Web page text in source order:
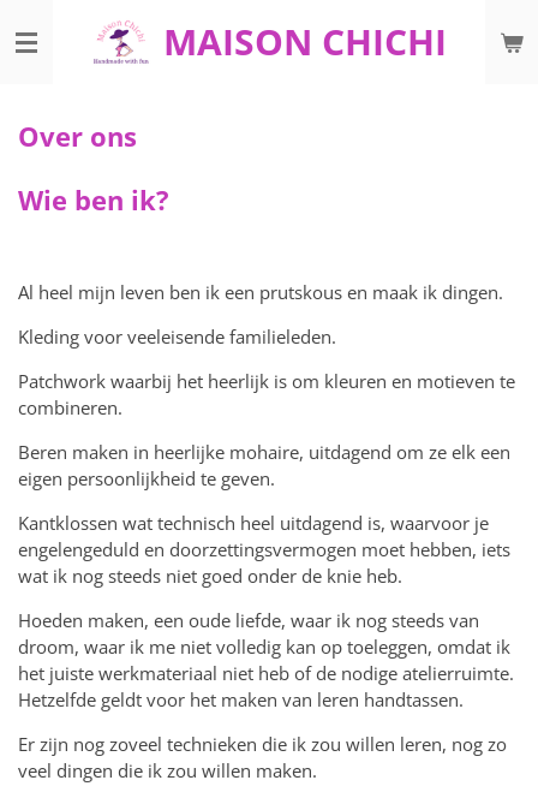
direct
hoofdinhoud
MAISON CHICHI
Over ons
Wie ben ik?
Al heel mijn leven ben ik een prutskous en maak ik dingen.
Kleding voor veeleisende familieleden.
Patchwork waarbij het heerlijk is om kleuren en motieven te
combineren.
Beren maken in heerlijke mohaire, uitdagend om ze elk een
eigen persoonlijkheid te geven.
Kantklossen wat technisch heel uitdagend is, waarvoor je
engelengeduld en doorzettingsvermogen moet hebben, iets
wat ik nog steeds niet goed onder de knie heb.
Hoeden maken, een oude liefde, waar ik nog steeds van
droom, waar ik me niet volledig kan op toeleggen, omdat ik
het juiste werkmateriaal niet heb of de nodige atelierruimte.
Hetzelfde geldt voor het maken van leren handtassen.
Er zijn nog zoveel technieken die ik zou willen leren, nog zo
veel dingen die ik zou willen maken.